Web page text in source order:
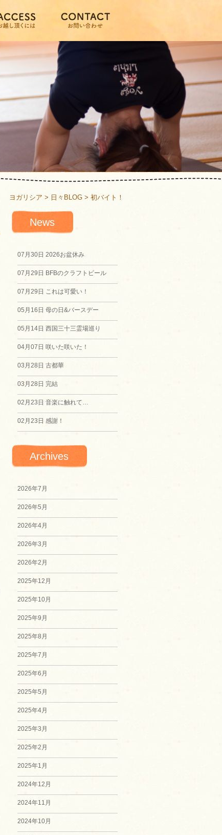
ヨガリシア > 日々BLOG > 初バイト！
News
07月30日 2026お盆休み
07月29日 BFBのクラフトビール
07月29日 これは可愛い！
05月16日 母の日&バースデー
05月14日 西国三十三霊場巡り
04月07日 咲いた咲いた！
03月28日 古都華
03月28日 完結
02月23日 音楽に触れて…
02月23日 感謝！
Archives
2026年7月
2026年5月
2026年4月
2026年3月
2026年2月
2025年12月
2025年10月
2025年9月
2025年8月
2025年7月
2025年6月
2025年5月
2025年4月
2025年3月
2025年2月
2025年1月
2024年12月
2024年11月
2024年10月